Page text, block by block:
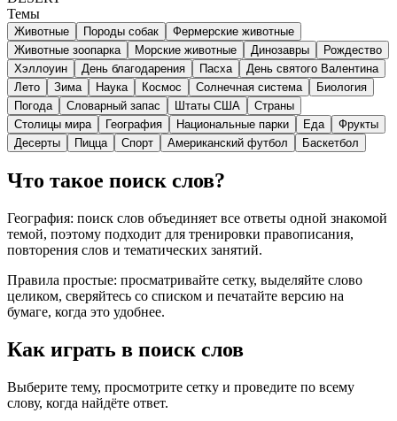
Темы
Животные Породы собак
Фермерские животные
Животные зоопарка
Морские животные Динозавры
Рождество
Хэллоуин
День благодарения Пасха
День святого Валентина
Лето
Зима Наука Космос Солнечная система
Биология
Погода
Словарный запас Штаты США
Страны
Столицы мира
География Национальные парки Еда
Фрукты
Десерты
Пицца Спорт Американский футбол Баскетбол
Что такое поиск слов?
География: поиск слов объединяет все ответы одной знакомой
темой, поэтому подходит для тренировки правописания,
повторения слов и тематических занятий.
Правила простые: просматривайте сетку, выделяйте слово
целиком, сверяйтесь со списком и печатайте версию на
бумаге, когда это удобнее.
Как играть в поиск слов
Выберите тему, просмотрите сетку и проведите по всему
слову, когда найдёте ответ.